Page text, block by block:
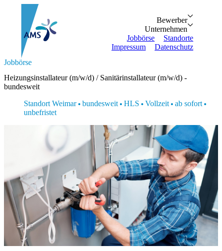
BewerberBewerber
Vorteile
Unternehmen
Unternehmen
Personalanfrage
Jobbörse
Standorte
Impressum
Datenschutz
Suche...
Bewerber
Unternehmen
Standorte
Impressum
Zurück
Bewerber
Initiativbewerbung
Zurück
Unternehmen
Jobbörse
Heizungsinstallateur (m/w/d) / Sanitärinstallateur (m/w/d) -
bundesweit
Standort Weimar
bundesweit HLS Vollzeit
ab sofort
unbefristet